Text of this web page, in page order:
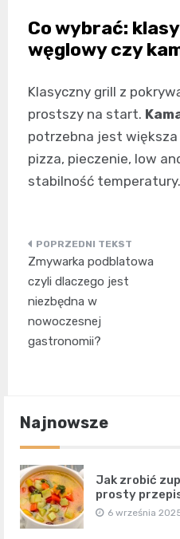
Co wybrać:
węglowy czy
Klasyczny grill z
prostszy na start.
potrzebna jest
pizza, pieczenie, low
stabilność temperatury.
Nawigacja
wpisu
Zmywarka podblatowa
czyli dlaczego jest
niezbędna w
nowoczesnej
gastronomii?
Najnowsze
Jak zrobić
prosty
6 września